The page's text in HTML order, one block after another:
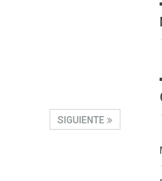
SIGUIENTE